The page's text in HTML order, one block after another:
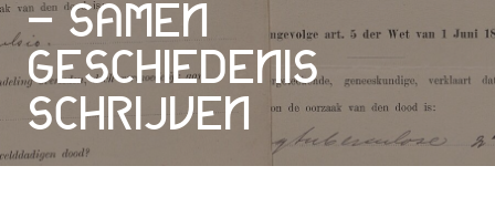
– Samen
Geschiedenis
Schrijven